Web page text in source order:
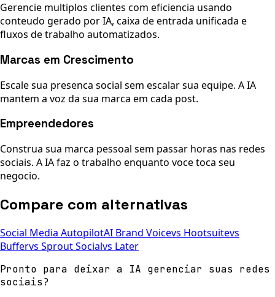
Gerencie multiplos clientes com eficiencia usando
conteudo gerado por IA, caixa de entrada unificada e
fluxos de trabalho automatizados.
Marcas em Crescimento
Escale sua presenca social sem escalar sua equipe. A IA
mantem a voz da sua marca em cada post.
Empreendedores
Construa sua marca pessoal sem passar horas nas redes
sociais. A IA faz o trabalho enquanto voce toca seu
negocio.
Compare com alternativas
Social Media AutopilotAI Brand Voicevs Hootsuitevs
Buffervs Sprout Socialvs Later
Pronto para deixar a IA gerenciar suas redes
sociais?